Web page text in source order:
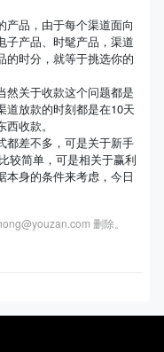
产品，由于每个渠道面向
子产品、时髦产品，渠道
的时分，就等于挑选你的
然关于收款这个问题都是
道放款的时刻都是在10天
收款。
都差不多，可是关于新手
较简单，可是相关于赢利
本身的条件来考虑，今日
删除。